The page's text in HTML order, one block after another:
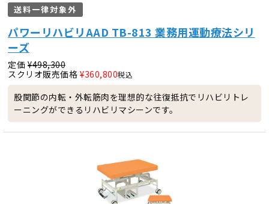
送料一律対象外
パワーリハビリAAD TB-813 業務用運動療法シリ
ーズ
定価 ¥498,300
スクリオ販売価格 ¥360,800税込
股関節の内転・外転筋肉を理想的な往復抵抗でリハビリトレ
ーニングができるリハビリマシーンです。